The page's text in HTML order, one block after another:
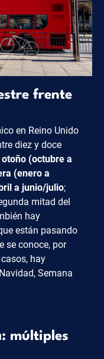
frente
en Reino Unido
diez y doce
(octubre a
(enero a
a junio/julio;
mitad del
hay
están pasando
se conoce, por
hay
Semana
múltiples